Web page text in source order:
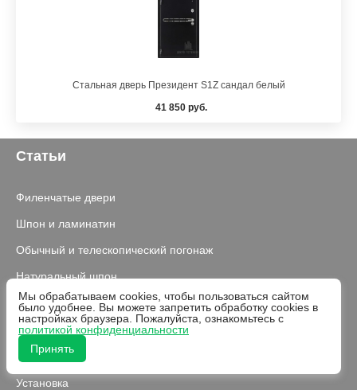
Стальная дверь Президент S1Z сандал белый
41 850 руб.
Статьи
Филенчатые двери
Шпон и ламинатин
Обычный и телескопический погонаж
Натуральный шпон
О нас
Доставка
Установка
Мы обрабатываем cookies, чтобы пользоваться сайтом
было удобнее. Вы можете запретить обработку cookies в
настройках браузера. Пожалуйста, ознакомьтесь с
политикой конфиденциальности
Принять